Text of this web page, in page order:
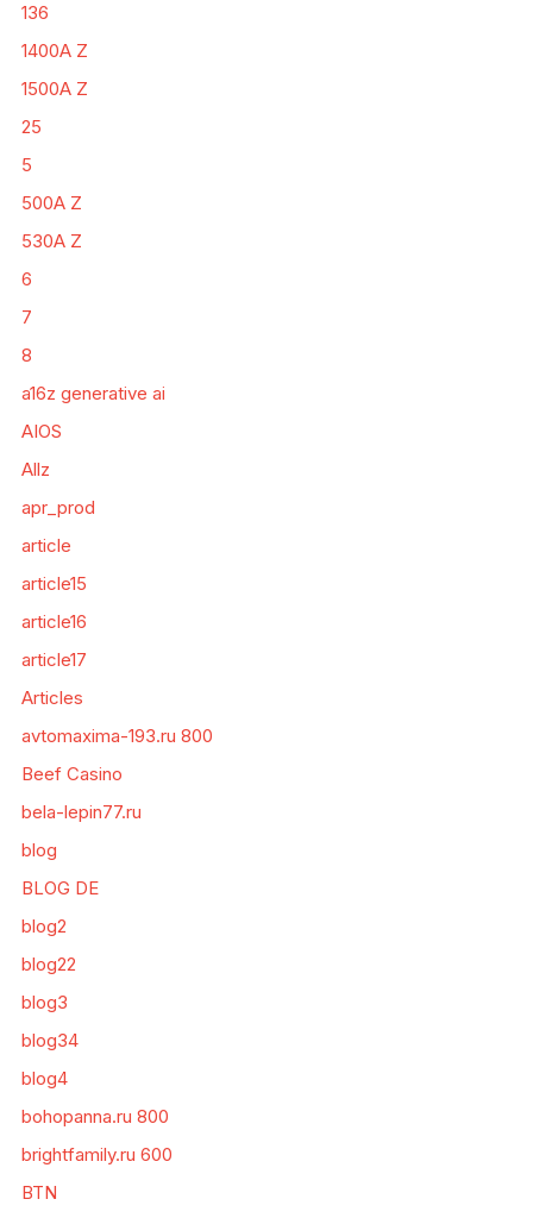
136
1400A Z
1500A Z
25
5
500A Z
530A Z
6
7
8
a16z generative ai
AIOS
Allz
apr_prod
article
article15
article16
article17
Articles
avtomaxima-193.ru 800
Beef Casino
bela-lepin77.ru
blog
BLOG DE
blog2
blog22
blog3
blog34
blog4
bohopanna.ru 800
brightfamily.ru 600
BTN